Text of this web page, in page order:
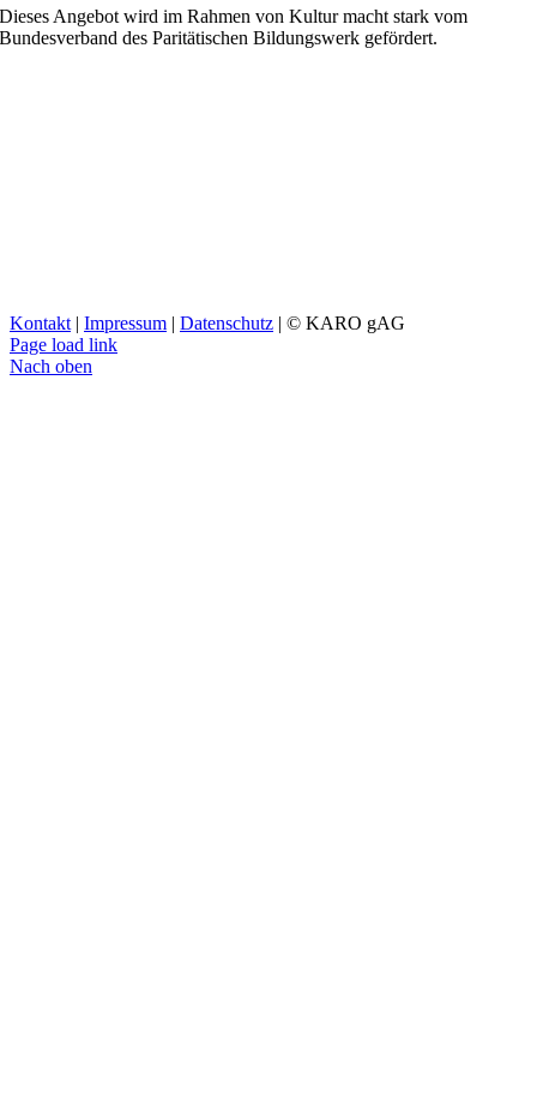
Dieses Angebot wird im Rahmen von Kultur macht stark vom
Bundesverband des Paritätischen Bildungswerk gefördert.
Kontakt | Impressum | Datenschutz | © KARO gAG
Page load link
Nach oben